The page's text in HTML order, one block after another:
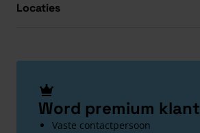
Locaties
Word premium klant
Vaste contactpersoon